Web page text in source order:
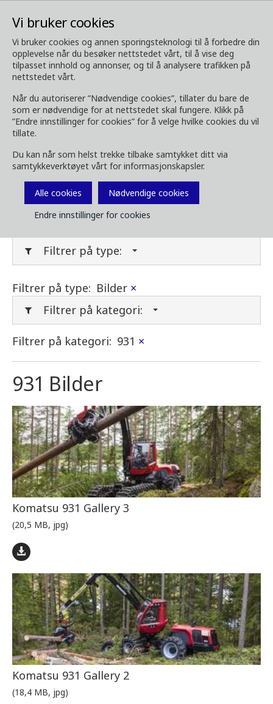
Vi bruker cookies
Vi bruker cookies og annen sporingsteknologi til å forbedre din
opplevelse når du besøker nettstedet vårt, til å vise deg
tilpasset innhold og annonser, og til å analysere trafikken på
nettstedet vårt.
Når du autoriserer ”Nødvendige cookies”, tillater du bare de
som er nødvendige for at nettstedet skal fungere. Klikk på
”Endre innstillinger for cookies” for å velge hvilke cookies du vil
tillate.
Du kan når som helst trekke tilbake samtykket ditt via
samtykkeverktøyet vårt for informasjonskapsler.
Alle cookies
Nødvendige cookies
Endre innstillinger for cookies
Media Last ned media
Last ned media
kundemagasin og annet media her. Filtrer på
type eller kategori i menyene under.
Filter media
Filtrer på type:
Filtrer på type: Bilder ×
Filtrer på kategori:
Filtrer på kategori: 931 ×
931 Bilder
Komatsu 931 Gallery 3
(20,5 MB, jpg)
Komatsu 931 Gallery 2
(18,4 MB, jpg)